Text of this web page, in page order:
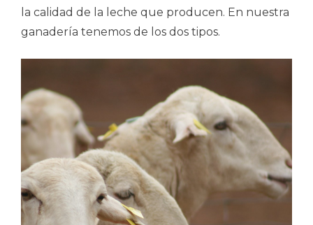
la calidad de la leche que producen. En nuestra
ganadería tenemos de los dos tipos.